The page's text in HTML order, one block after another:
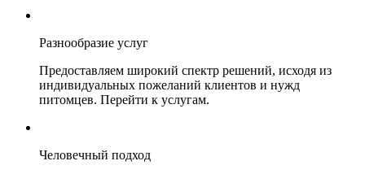
Разнообразие услуг
Предоставляем широкий спектр решений, исходя из
индивидуальных пожеланий клиентов и нужд
питомцев. Перейти к услугам.
Человечный подход